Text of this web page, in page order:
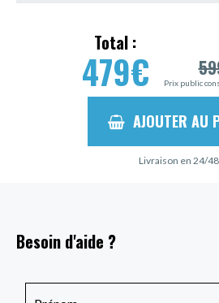
Total :
479€ Prix public
AJOUTER AU
Livraison en 24/
Besoin d'aide ?